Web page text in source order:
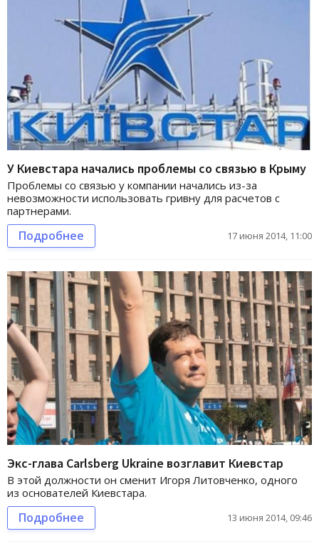
У Киевстара начались проблемы со связью в Крыму
Проблемы со связью у компании начались из-за
невозможности использовать гривну для расчетов с
партнерами.
Подробнее 17 июня 2014, 11:00
Экс-глава Carlsberg Ukraine возглавит Киевстар
В этой должности он сменит Игоря Литовченко, одного
из основателей Киевстара.
Подробнее 13 июня 2014, 09:46